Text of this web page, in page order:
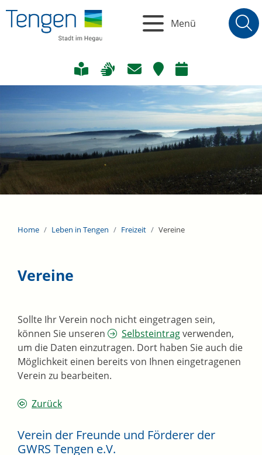
Menü
Home Leben in Tengen Freizeit Vereine
Vereine
Sollte Ihr Verein noch nicht eingetragen sein,
können Sie unseren
Selbsteintragverwenden,
um die Daten einzutragen. Dort haben Sie auch die
Möglichkeit einen bereits von Ihnen eingetragenen
Verein zu bearbeiten.
Zurück
Verein der Freunde und Förderer der
GWRS Tengen e.V.